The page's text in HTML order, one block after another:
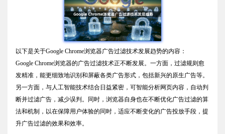
以下是关于Google Chrome浏览器广告过滤技术发展趋势的内容：
Google Chrome浏览器的广告过滤技术正不断发展。一方面，过滤规则愈
发精准，能更细致地识别和屏蔽各类广告形式，包括新兴的原生广告等。
另一方面，与人工智能技术结合日益紧密，可智能分析网页内容，自动判
断并过滤广告，减少误判。同时，浏览器自身也在不断优化广告过滤的算
法和机制，以在保障用户体验的同时，适应不断变化的广告投放手段，提
升广告过滤的效果和效率。